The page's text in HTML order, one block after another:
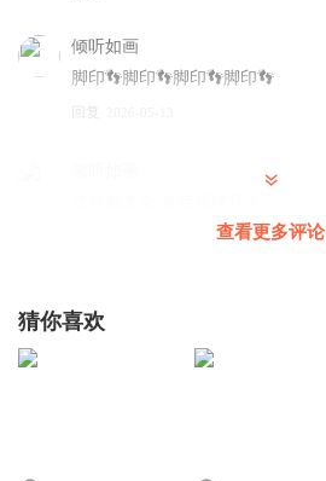
倾听如画
脚印👣脚印👣脚印👣脚印👣
回复
查看更多评论
猜你喜欢